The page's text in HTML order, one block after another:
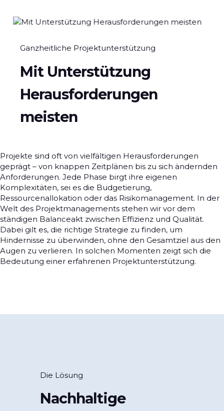
Ganzheitliche Projektunterstützung
Mit Unterstützung
Herausforderungen
meisten
Projekte sind oft von vielfältigen Herausforderungen
geprägt – von knappen Zeitplänen bis zu sich ändernden
Anforderungen. Jede Phase birgt ihre eigenen
Komplexitäten, sei es die Budgetierung,
Ressourcenallokation oder das Risikomanagement. In der
Welt des Projektmanagements stehen wir vor dem
ständigen Balanceakt zwischen Effizienz und Qualität.
Dabei gilt es, die richtige Strategie zu finden, um
Hindernisse zu überwinden, ohne den Gesamtziel aus den
Augen zu verlieren. In solchen Momenten zeigt sich die
Bedeutung einer erfahrenen Projektunterstützung.
Die Lösung
Nachhaltige